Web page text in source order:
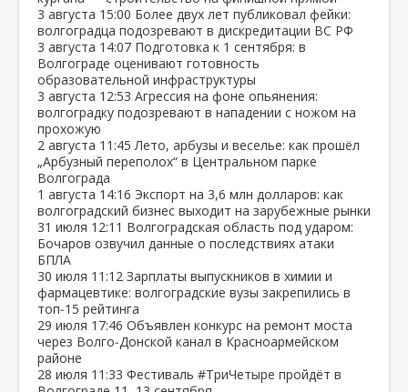
3 августа 15:00 Более двух лет публиковал фейки:
волгоградца подозревают в дискредитации ВС РФ
3 августа 14:07 Подготовка к 1 сентября: в
Волгограде оценивают готовность
образовательной инфраструктуры
3 августа 12:53 Агрессия на фоне опьянения:
волгоградку подозревают в нападении с ножом на
прохожую
2 августа 11:45 Лето, арбузы и веселье: как прошёл
„Арбузный переполох“ в Центральном парке
Волгограда
1 августа 14:16 Экспорт на 3,6 млн долларов: как
волгоградский бизнес выходит на зарубежные рынки
31 июля 12:11 Волгоградская область под ударом:
Бочаров озвучил данные о последствиях атаки
БПЛА
30 июля 11:12 Зарплаты выпускников в химии и
фармацевтике: волгоградские вузы закрепились в
топ‑15 рейтинга
29 июля 17:46 Объявлен конкурс на ремонт моста
через Волго‑Донской канал в Красноармейском
районе
28 июля 11:33 Фестиваль #ТриЧетыре пройдёт в